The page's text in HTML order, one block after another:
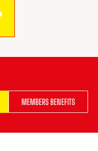
MEMBERS BENEFITS